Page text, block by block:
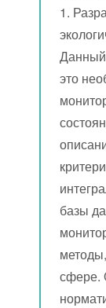
1.
Данный
это
базы
сфере.